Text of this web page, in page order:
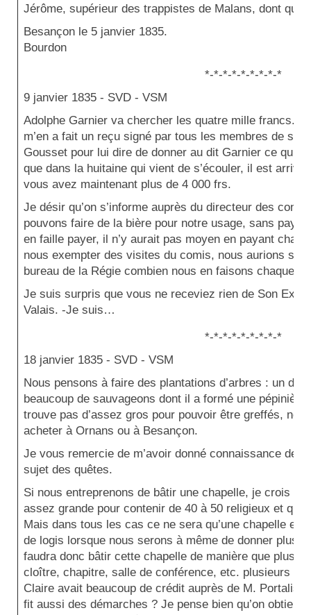
Jérôme, supérieur des trappistes de Malans, dont
Besançon le 5
Bourdon
*-*-*-*-*-*-*-*-*
9 janvier 1835 - SVD - VSM
Adolphe Garnier va chercher les quatre mille francs.
m’en a fait un reçu signé par tous les membres de sa
Gousset pour lui dire de donner au dit Garnier ce qu’il
que dans la huitaine qui vient de s’écouler, il est
vous avez maintenant plus de 4 000 frs.
Je désir qu’on s’informe auprès du directeur des
pouvons faire de la bière pour notre usage, sans
en faille payer, il n’y aurait pas moyen en payant
nous exempter des visites du comis, nous aurions
bureau de la Régie combien nous en faisons chaque
Je suis surpris que vous ne receviez rien de Son
Valais. -Je suis…
*-*-*-*-*-*-*-*-*
18 janvier 1835 - SVD - VSM
Nous pensons à faire des plantations d’arbres : un de
beaucoup de sauvageons dont il a formé une pépinière
trouve pas d’assez gros pour pouvoir être greffés,
acheter à Ornans ou à Besançon.
Je vous remercie de m’avoir donné connaissance de
sujet des quêtes.
Si nous entreprenons de bâtir une chapelle, je crois
assez grande pour contenir de 40 à 50 religieux et
Mais dans tous les cas ce ne sera qu’une chapelle en
de logis lorsque nous serons à même de donner plus
faudra donc bâtir cette chapelle de manière que plus
cloître, chapitre, salle de conférence, etc. plusieurs
Claire avait beaucoup de crédit auprès de M. Portalis.
fit aussi des démarches ? Je pense bien qu’on